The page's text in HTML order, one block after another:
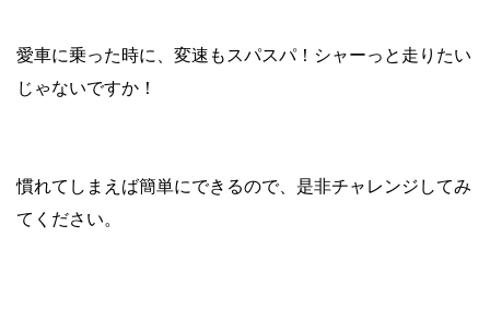
愛車に乗った時に、変速もスパスパ！シャーっと走りたい
じゃないですか！
慣れてしまえば簡単にできるので、是非チャレンジしてみ
てください。